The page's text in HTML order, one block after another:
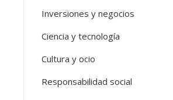
Inversiones y negocios
Ciencia y tecnología
Cultura y ocio
Responsabilidad social